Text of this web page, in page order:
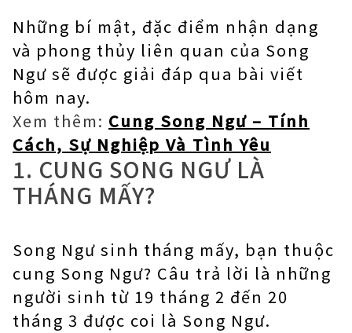
Những bí mật, đặc điểm nhận dạng
và phong thủy liên quan của Song
Ngư sẽ được giải đáp qua bài viết
hôm nay.
Xem thêm: Cung Song Ngư – Tính
Cách, Sự Nghiệp Và Tình Yêu
1. CUNG SONG NGƯ LÀ
THÁNG MẤY?
Song Ngư sinh tháng mấy, bạn thuộc
cung Song Ngư? Câu trả lời là những
người sinh từ 19 tháng 2 đến 20
tháng 3 được coi là Song Ngư.